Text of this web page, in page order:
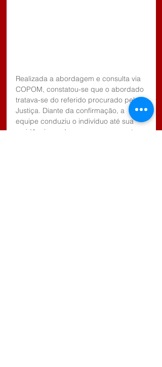
Realizada a abordagem e consulta via
COPOM, constatou-se que o abordado
tratava-se do referido procurado pela
Justiça. Diante da confirmação, a
equipe conduziu o indivíduo até sua
residência, onde o mesmo apresentou